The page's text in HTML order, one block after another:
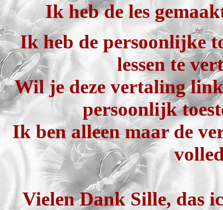
Ik heb de les
Ik heb de persoonlijke
lessen te
Wil je deze vertaling
persoonlijk
Ik ben alleen maar de
Vielen Dank Sille, das